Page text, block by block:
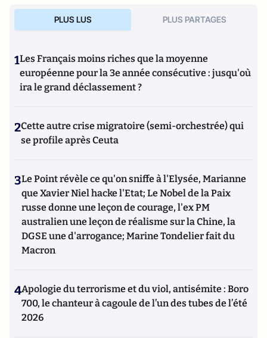
PLUS LUS PLUS PARTAGES
1Les Français moins riches que la moyenne
européenne pour la 3e année consécutive : jusqu'où
ira le grand déclassement ?
2Cette autre crise migratoire (semi-orchestrée) qui
se profile après Ceuta
3Le Point révèle ce qu'on sniffe à l'Elysée, Marianne
que Xavier Niel hacke l'Etat; Le Nobel de la Paix
russe donne une leçon de courage, l'ex PM
australien une leçon de réalisme sur la Chine, la
DGSE une d'arrogance; Marine Tondelier fait du
Macron
4Apologie du terrorisme et du viol, antisémite : Boro
700, le chanteur à cagoule de l’un des tubes de l’été
2026